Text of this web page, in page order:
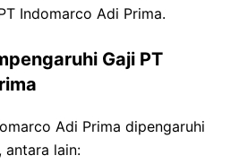
Indomarco Adi Prima.
Gaji PT
Adi Prima dipengaruhi
antara lain: